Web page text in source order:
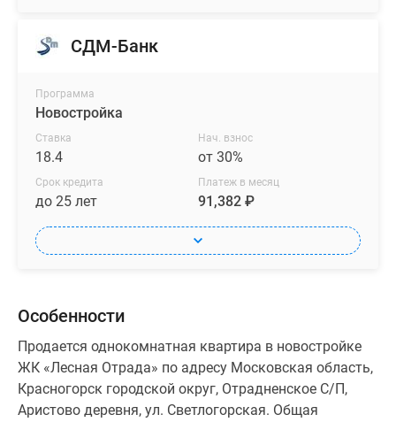
СДМ-Банк
Программа
Новостройка
Ставка
18.4
Нач. взнос
от 30%
Срок кредита
до 25 лет
Платеж в месяц
91,382 ₽
Особенности
Продается однокомнатная квартира в новостройке
ЖК «Лесная Отрада» по адресу Московская область,
Красногорск городской округ, Отрадненское С/П,
Аристово деревня, ул. Светлогорская. Общая